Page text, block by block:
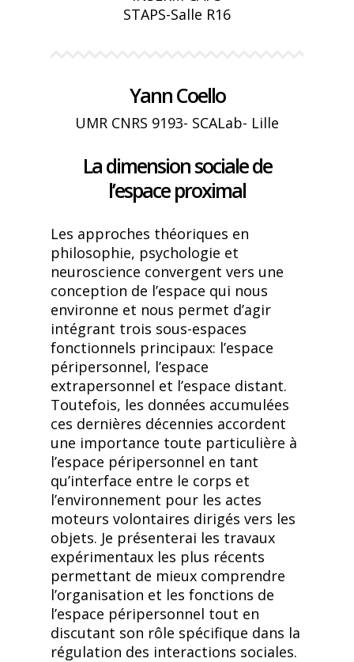
STAPS-Salle R16
Yann Coello
UMR CNRS 9193- SCALab- Lille
La dimension sociale de
l’espace proximal
Les approches théoriques en
philosophie, psychologie et
neuroscience convergent vers une
conception de l’espace qui nous
environne et nous permet d’agir
intégrant trois sous-espaces
fonctionnels principaux: l’espace
péripersonnel, l’espace
extrapersonnel et l’espace distant.
Toutefois, les données accumulées
ces dernières décennies accordent
une importance toute particulière à
l’espace péripersonnel en tant
qu’interface entre le corps et
l’environnement pour les actes
moteurs volontaires dirigés vers les
objets. Je présenterai les travaux
expérimentaux les plus récents
permettant de mieux comprendre
l’organisation et les fonctions de
l’espace péripersonnel tout en
discutant son rôle spécifique dans la
régulation des interactions sociales.